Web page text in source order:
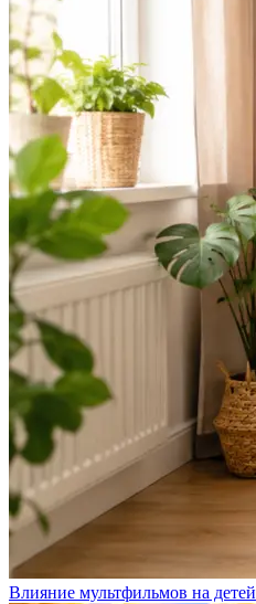
Влияние мультфильмов на детей